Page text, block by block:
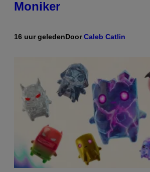
Moniker
16 uur geledenDoorCaleb Catlin